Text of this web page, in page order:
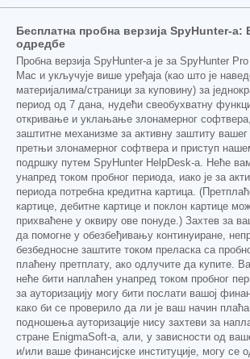
Бесплатна пробна верзија SpyHunter-
одредбе
Пробна верзија SpyHunter-а је за SpyHunter
Mac и укључује више уређаја (као што је
материјалима/страници за куповину) за
период од 7 дана, нудећи свеобухватну
откривање и уклањање злонамерног
заштитне механизме за активну заштиту
претњи злонамерног софтвера и приступ
подршку путем SpyHunter HelpDesk-а. Неће
унапред током пробног периода, иако је за
периода потребна кредитна картица.
картице, дебитне картице и поклон картице
прихваћене у оквиру ове понуде.) Захтев за
да помогне у обезбеђивању континуиране,
безбедносне заштите током преласка са
плаћену претплату, ако одлучите да купите.
неће бити наплаћен унапред током пробног
за ауторизацију могу бити послати вашој
како би се проверило да ли је ваш начин
подношења ауторизације нису захтеви за
стране EnigmaSoft-а, али, у зависности од
и/или ваше финансијске институције, могу се